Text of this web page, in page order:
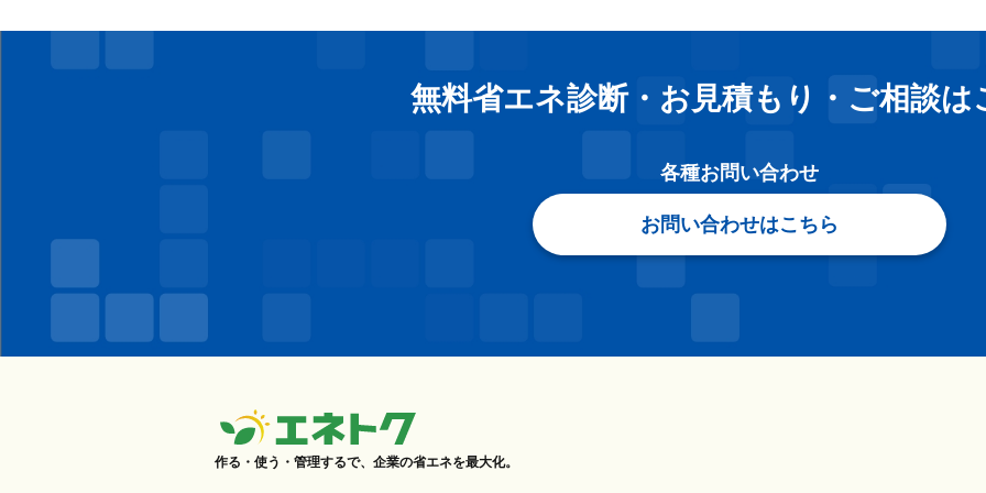
無料省エネ診断・お見積もり ・ ご相談は
各種お問い合わせ
お問い合わせはこちら
作る・使う・管理するで、企業の省エネを最大化。